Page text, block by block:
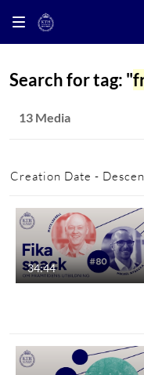
Search for tag: "
13 Media
Creation Date -
34:44